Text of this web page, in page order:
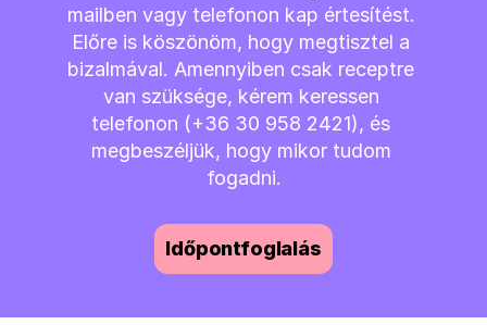
mailben vagy telefonon kap értesítést.
Előre is köszönöm, hogy megtisztel a
bizalmával. Amennyiben csak receptre
van szüksége, kérem keressen
telefonon (+36 30 958 2421), és
megbeszéljük, hogy mikor tudom
fogadni.
Időpontfoglalás